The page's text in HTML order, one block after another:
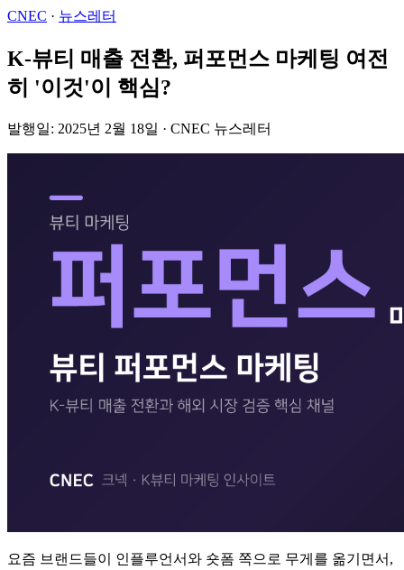
CNEC · 뉴스레터
K-뷰티 매출 전환, 퍼포먼스 마케팅 여전
히 '이것'이 핵심?
발행일: 2025년 2월 18일 · CNEC 뉴스레터
요즘 브랜드들이 인플루언서와 숏폼 쪽으로 무게를 옮기면서,